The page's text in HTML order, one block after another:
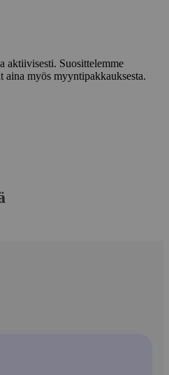
aktiivisesti. Suosittelemme
aina myös myyntipakkauksesta.